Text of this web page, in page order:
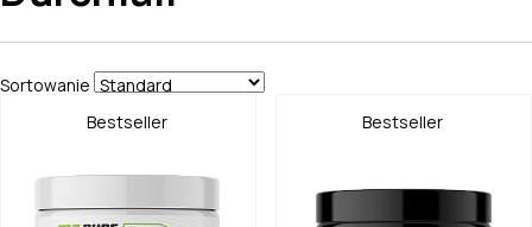
Sortowanie
Bestseller Bestseller